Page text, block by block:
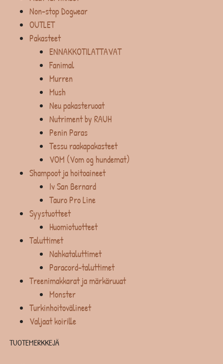
Non-stop Dogwear
OUTLET
Pakasteet
ENNAKKOTILATTAVAT
Fanimal
Murren
Mush
Neu pakasteruoat
Nutriment by RAUH
Penin Paras
Tessu raakapakasteet
VOM (Vom og hundemat)
Shampoot ja hoitoaineet
Iv San Bernard
Tauro Pro Line
Syystuotteet
Huomiotuotteet
Taluttimet
Nahkataluttimet
Paracord-taluttimet
Treenimakkarat ja märkäruuat
Monster
Turkinhoitovälineet
Valjaat koirille
TUOTEMERKKEJÄ